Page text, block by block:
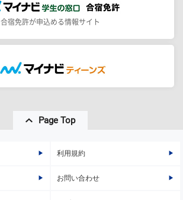
合宿免許が申込める情報サイト
Page Top
利用規約
お問い合わせ